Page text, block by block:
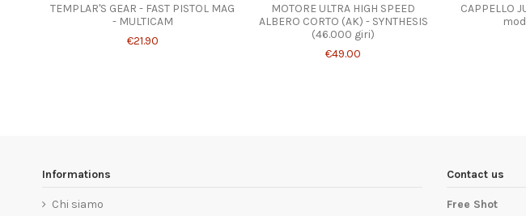
TEMPLAR'S GEAR - FAST PISTOL MAG
- MULTICAM
€21.90
MOTORE ULTRA HIGH SPEED
ALBERO CORTO (AK) - SYNTHESIS
(46.000 giri)
€49.00
CAPPELLO
Informations
Chi siamo
Contact us
Free Shot